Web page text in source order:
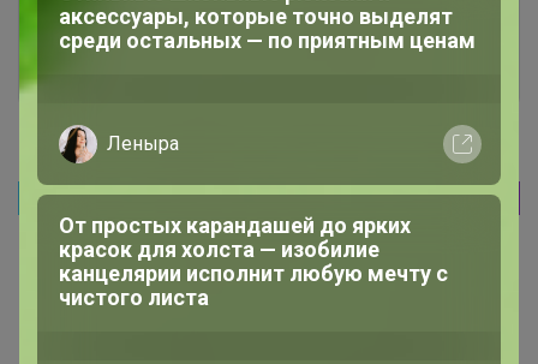
Войти Зарегистрироваться
Как здесь все устроено?
аксессуары, которые точно выделят
среди остальных — по приятным ценам
Леныра
От простых карандашей до ярких
красок для холста — изобилие
канцелярии исполнит любую мечту с
чистого листа